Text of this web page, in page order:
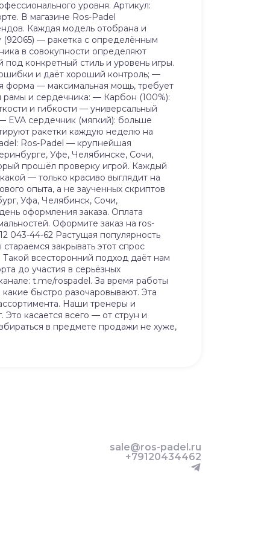
уровня. Артикул:
В магазине Ros-Padel
Каждая модель отобрана и
(92065) — ракетка с определённым
в совокупности определяют
конкретный стиль и уровень игры.
и даёт хороший контроль; —
форма — максимальная мощь, требует
и сердечника: — Карбон (100%):
и гибкости — универсальный
EVA сердечник (мягкий): больше
ракетки каждую неделю на
Ros-Padel — крупнейшая
Уфе, Челябинске, Сочи,
прошёл проверку игрой. Каждый
— только красиво выглядит на
опыта, а не заученных скриптов
Уфа, Челябинск, Сочи,
оформления заказа. Оплата
Оформите заказ на ros-
043-44-62 Растущая популярность
закрывать этот спрос
всесторонний подход даёт нам
до участия в серьёзных
t.me/rospadel. За время работы
быстро разочаровывают. Эта
Наши тренеры и
Это касается всего — от струн и
в предмете продажи не хуже,
sale@ros-padel.ru
+79120434462